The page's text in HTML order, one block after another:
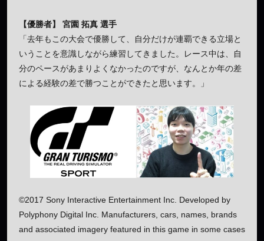
【優勝者】 宮園 拓真 選手
「去年もこの大会で優勝して、自分だけが連覇できる立場と
いうことを意識しながら練習してきました。レース中は、自
分のペースがあまりよくなかったのですが、なんとか年の差
による経験の差で勝つことができたと思います。」
©2017 Sony Interactive Entertainment Inc. Developed by
Polyphony Digital Inc. Manufacturers, cars, names, brands
and associated imagery featured in this game in some cases